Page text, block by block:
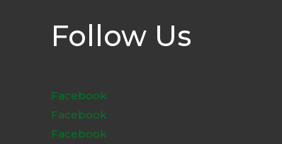
Follow Us
Facebook
Facebook
Facebook